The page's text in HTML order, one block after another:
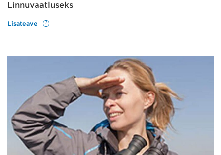
Linnuvaatluseks
Lisateave